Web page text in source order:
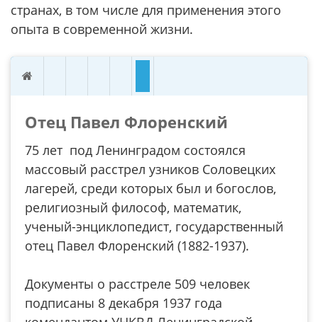
странах, в том числе для применения этого
опыта в современной жизни.
Отец Павел Флоренский
75 лет под Ленинградом состоялся
массовый расстрел узников Соловецких
лагерей, среди которых был и богослов,
религиозный философ, математик,
ученый-энциклопедист, государственный
отец Павел Флоренский (1882-1937).
Документы о расстреле 509 человек
подписаны 8 декабря 1937 года